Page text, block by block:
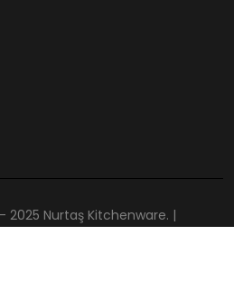
2025 Nurtaş Kitchenware. |